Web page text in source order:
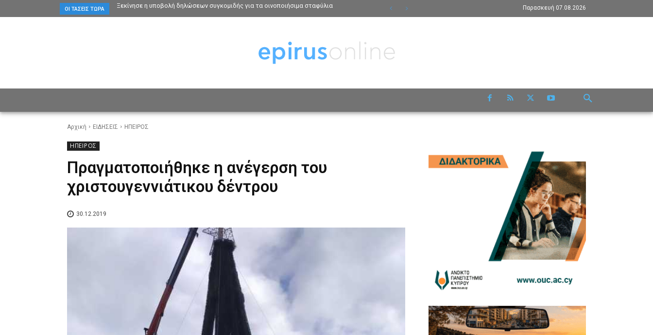
ΟΙ ΤΆΣΕΙΣ ΤΏΡΑ Ξεκίνησε η υποβολή δηλώσεων συγκομιδής για τα οινοποιήσιμα σταφύλια Παρασκευή 07.08.2026
Αρχική ΕΙΔΗΣΕΙΣ ΗΠΕΙΡΟΣ
ΗΠΕΙΡΟΣ
Πραγματοποιήθηκε η ανέγερση του
χριστουγεννιάτικου δέντρου
30.12.2019